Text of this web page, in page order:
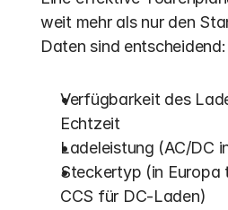
weit mehr als nur den
Daten sind entscheidend:
Verfügbarkeit des
Echtzeit
Ladeleistung (AC/DC
Steckertyp (in Europa
CCS für DC-Laden)